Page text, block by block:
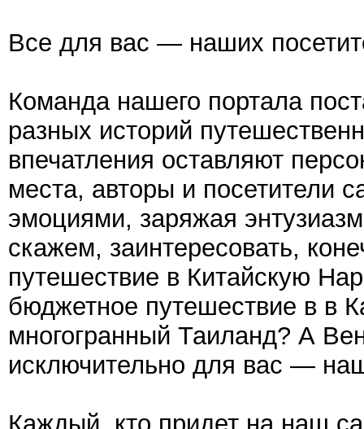
Все для вас — наших
Команда нашего портала
разных историй
впечатления оставляют
места, авторы и посетители
эмоциями, заряжая
скажем, заинтересовать,
путешествие в Китайскую
бюджетное путешествие в
многогранный Таиланд? А
исключительно для вас —